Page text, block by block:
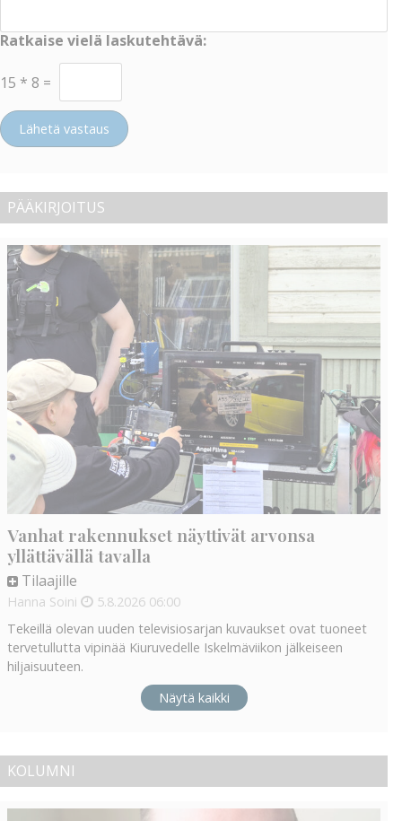
Ratkaise vielä laskutehtävä:
15 * 8 =
Lähetä vastaus
PÄÄKIRJOITUS
Vanhat rakennukset näyttivät arvonsa
yllättävällä tavalla
Tilaajille
Hanna Soini 5.8.2026 06:00
Tekeillä olevan uuden televisiosarjan kuvaukset ovat tuoneet
tervetullutta vipinää Kiuruvedelle Iskelmäviikon jälkeiseen
hiljaisuuteen.
Näytä kaikki
KOLUMNI